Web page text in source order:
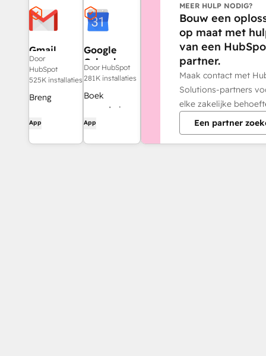
Gmail
Door
HubSpot
525K installaties
Breng
naar je inbox
met de
App
Google
Calendar
Door HubSpot
281K installaties
Boek
vergaderingen
snel en
App
MEER HULP NODIG?
Bouw een
op maat met
van een
partner.
Maak contact met
Solutions-partners
elke zakelijke
Een partner